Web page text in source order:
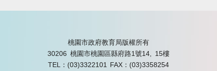
桃園市政府教育局版權所有
30206 桃園市桃園區縣府路1號14, 15樓
TEL：(03)3322101
FAX：(03)3358254